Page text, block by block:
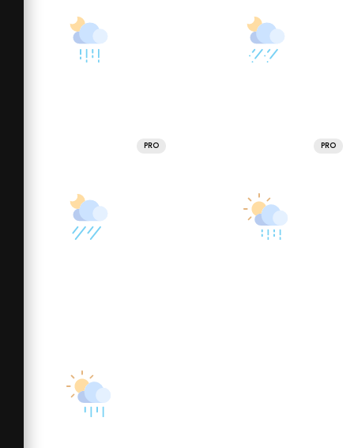
PRO PRO